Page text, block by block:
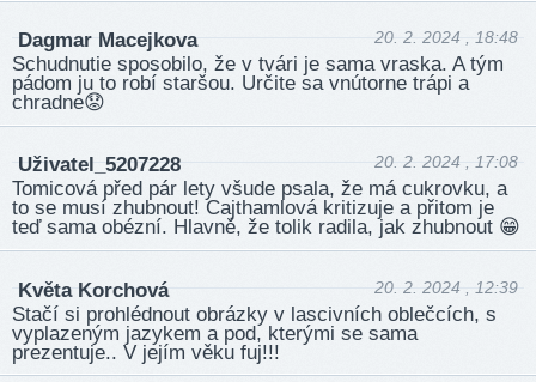
Dagmar Macejkova 20. 2. 2024 , 18:48
Schudnutie sposobilo, že v tvári je sama vraska. A tým
pádom ju to robí staršou. Určite sa vnútorne trápi a
chradne😟
Uživatel_5207228 20. 2. 2024 , 17:08
Tomicová před pár lety všude psala, že má cukrovku, a
to se musí zhubnout! Cajthamlová kritizuje a přitom je
teď sama obézní. Hlavně, že tolik radila, jak zhubnout 😁
Květa Korchová 20. 2. 2024 , 12:39
Stačí si prohlédnout obrázky v lascivních oblečcích, s
vyplazeným jazykem a pod, kterými se sama
prezentuje.. V jejím věku fuj!!!